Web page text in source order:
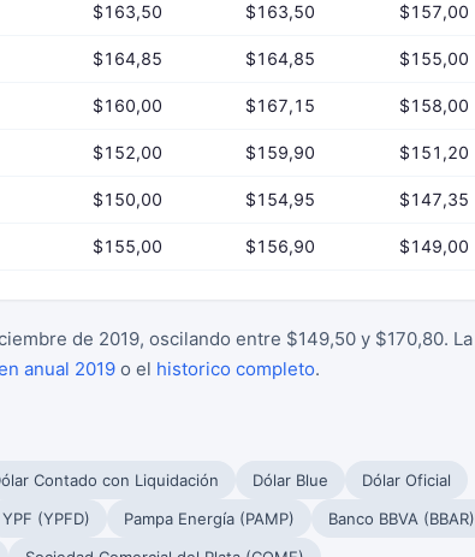
$163,50 $163,50 $157,00
$164,85 $164,85 $155,00
$160,00 $167,15 $158,00
$152,00 $159,90 $151,20
$150,00 $154,95 $147,35
$155,00 $156,90 $149,00
de 2019, oscilando entre $149,50 y $170,80. La
anual 2019 o el historico completo.
Contado con Liquidación Dólar Blue
Dólar Oficial
YPF (YPFD) Pampa Energía (PAMP)
Banco BBVA (BBAR)